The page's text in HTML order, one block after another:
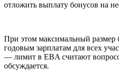
отложить выплату бонусов на
При этом максимальный размер
годовым зарплатам для всех
— лимит в EBA считают
обсуждается.